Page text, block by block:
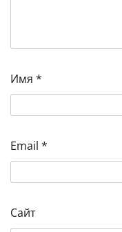
Имя *
Email *
Сайт